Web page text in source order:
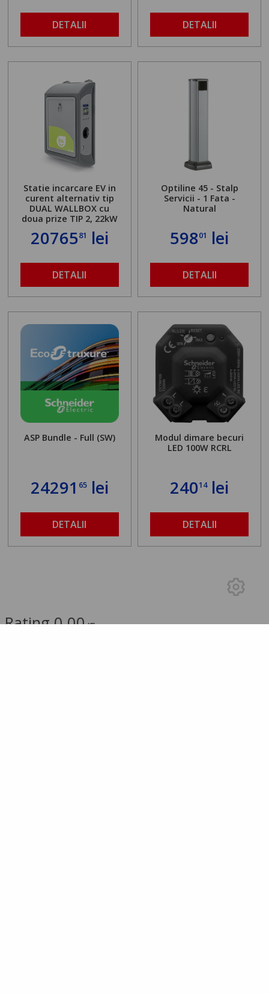
DETALII DETALII
Statie incarcare EV in
curent alternativ tip
DUAL WALLBOX cu
doua prize TIP 2, 22kW
2076581 lei
DETALII
Optiline 45 - Stalp
Servicii - 1 Fata -
Natural
59801 lei
DETALII
ASP Bundle - Full (SW)
24291 65lei
DETALII
Modul dimare becuri
LED 100W RCRL
24014lei
DETALII
Rating 0.00/5